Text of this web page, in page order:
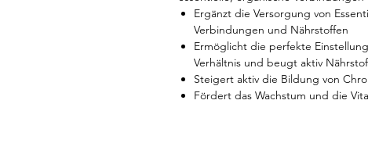
Ergänzt die Versorgung von
Verbindungen und Nährstoffen
Ermöglicht die perfekte
Verhältnis und beugt aktiv
Steigert aktiv die Bildung von
Fördert das Wachstum und die